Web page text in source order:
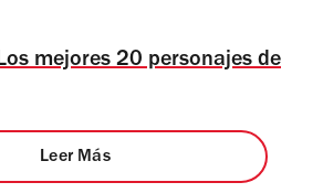
mejores 20 personajes de
Leer Más